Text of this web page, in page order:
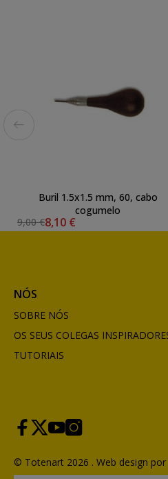
Buril 1.5x1.5 mm, 60, cabo
cogumelo
9,00 €8,10 €
NÓS
SOBRE NÓS
OS SEUS COLEGAS
TUTORIAIS
© Totenart 2026 . Web design